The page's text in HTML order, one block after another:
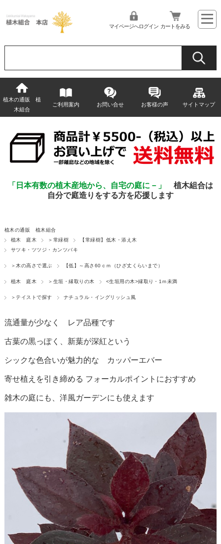
マイページへログイン カートをみる
植木の通販 植
木組合
ご利用案内 お問い合せ お客様の声 サイトマップ
「日本有数の植木産地から、自宅の庭に－」 植木組合は
自分で庭造りをする方を応援します
植木の通販 植木組合
植木 庭木
＞常緑樹
【常緑樹】低木・添え木
サツキ・ツツジ・カンツバキ
＞木の高さで選ぶ 【低】～高さ60ｃｍ（ひざ丈くらいまで）
植木 庭木 ＞生垣・縁取りの木 <生垣用の木>縁取り・1ｍ未満
＞テイストで探す ナチュラル・イングリッシュ風
流通量が少なく レア品種です
古葉の黒っぽく、新葉が深紅という
シックな色合いが魅力的な カッパーエバー
寄せ植えを引き締める フォーカルポイントにおすすめ
雑木の庭にも、洋風ガーデンにも使えます